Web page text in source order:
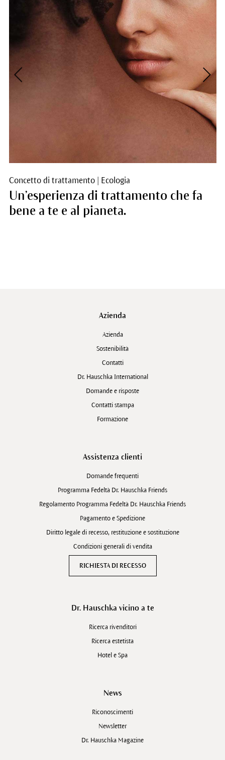
Concetto di trattamento| Ecologia
Un’esperienza di trattamento che fa
bene a te e al pianeta.
Azienda
Azienda
Sostenibilità
Contatti
Dr. Hauschka International
Domande e risposte
Contatti stampa
Formazione
Assistenza clienti
Domande frequenti
Programma Fedeltà Dr. Hauschka Friends
Regolamento Programma Fedeltà Dr. Hauschka Friends
Pagamento e Spedizione
Diritto legale di recesso, restituzione e sostituzione
Condizioni generali di vendita
RICHIESTA DI RECESSO
Dr. Hauschka vicino a te
Ricerca rivenditori
Ricerca estetista
Hotel e Spa
News
Riconoscimenti
Newsletter
Dr. Hauschka Magazine